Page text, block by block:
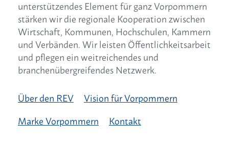
unterstützendes Element für ganz Vorpommern
stärken wir die regionale Kooperation zwischen
Wirtschaft, Kommunen, Hochschulen, Kammern
und Verbänden. Wir leisten Öffentlichkeitsarbeit
und pflegen ein weitreichendes und
branchenübergreifendes Netzwerk.
Über den REV Vision für Vorpommern
Marke Vorpommern Kontakt